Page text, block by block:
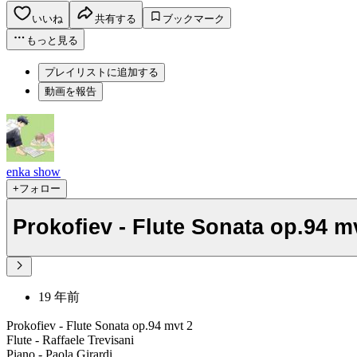
いいね 共有する
ブックマーク
もっと見る
プレイリストに追加する
動画を報告
enka show
+フォロー
Prokofiev - Flute Sonata op.94
19 年前
Prokofiev - Flute Sonata op.94 mvt 2
Flute - Raffaele Trevisani
Piano - Paola Girardi